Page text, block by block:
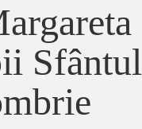
Sfântul